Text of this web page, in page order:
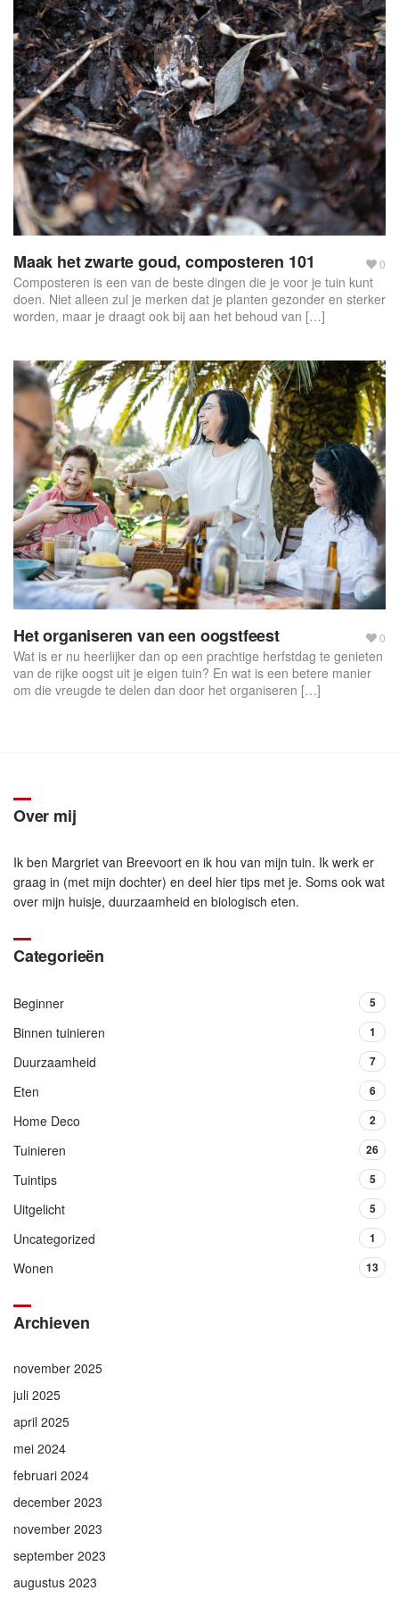
f
o
r
m
Maak het zwarte goud, composteren 101
Composteren is een van de beste dingen die je voor je tuin kunt
doen. Niet alleen zul je merken dat je planten gezonder en sterker
worden, maar je draagt ook bij aan het behoud van […]
0
Het organiseren van een oogstfeest
Wat is er nu heerlijker dan op een prachtige herfstdag te genieten
van de rijke oogst uit je eigen tuin? En wat is een betere manier
om die vreugde te delen dan door het organiseren […]
0
Over mij
Ik ben Margriet van Breevoort en ik hou van mijn tuin. Ik werk er
graag in (met mijn dochter) en deel hier tips met je. Soms ook wat
over mijn huisje, duurzaamheid en biologisch eten.
Categorieën
Beginner 5
Binnen tuinieren 1
Duurzaamheid 7
Eten 6
Home Deco 2
Tuinieren 26
Tuintips 5
Uitgelicht 5
Uncategorized 1
Wonen 13
Archieven
november 2025
juli 2025
april 2025
mei 2024
februari 2024
december 2023
november 2023
september 2023
augustus 2023